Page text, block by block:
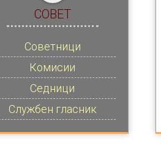
СОВЕТ
Советници
Комисии
Седници
Службен гласник